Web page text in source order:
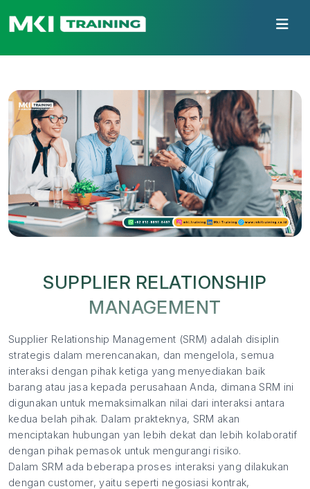
SUPPLIER RELATIONSHIP
MANAGEMENT
Supplier Relationship Management (SRM) adalah disiplin
strategis dalam merencanakan, dan mengelola, semua
interaksi dengan pihak ketiga yang menyediakan baik
barang atau jasa kepada perusahaan Anda, dimana SRM ini
digunakan untuk memaksimalkan nilai dari interaksi antara
kedua belah pihak. Dalam prakteknya, SRM akan
menciptakan hubungan yan lebih dekat dan lebih kolaboratif
dengan pihak pemasok untuk mengurangi risiko.
Dalam SRM ada beberapa proses interaksi yang dilakukan
dengan customer, yaitu seperti negosiasi kontrak,